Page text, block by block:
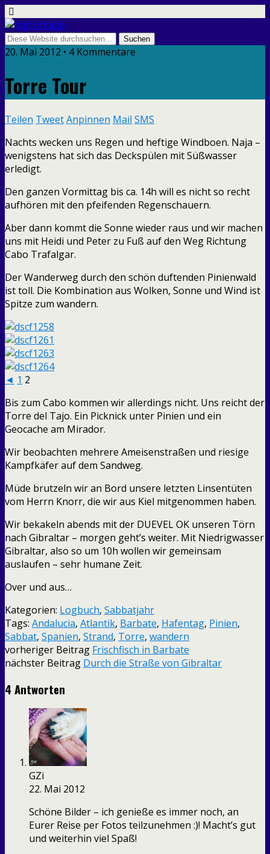
20. Mai 2012 • 4 Kommentare
Torre Tour
Teilen TweetAnpinnen Mail SMS
Nachts wecken uns Regen und heftige Windboen. Naja –
wenigstens hat sich das Deckspülen mit Süßwasser
erledigt.
Den ganzen Vormittag bis ca. 14h will es nicht so recht
aufhören mit den pfeifenden Regenschauern.
Aber dann kommt die Sonne wieder raus und wir machen
uns mit Heidi und Peter zu Fuß auf den Weg Richtung
Cabo Trafalgar.
Der Wanderweg durch den schön duftenden Pinienwald
ist toll. Die Kombination aus Wolken, Sonne und Wind ist
Spitze zum wandern.
◄ 1 2
Bis zum Cabo kommen wir allerdings nicht. Uns reicht der
Torre del Tajo. Ein Picknick unter Pinien und ein
Geocache am Mirador.
Wir beobachten mehrere Ameisenstraßen und riesige
Kampfkäfer auf dem Sandweg.
Müde brutzeln wir an Bord unsere letzten Linsentüten
vom Herrn Knorr, die wir aus Kiel mitgenommen haben.
Wir bekakeln abends mit der DUEVEL OK unseren Törn
nach Gibraltar – morgen geht’s weiter. Mit Niedrigwasser
Gibraltar, also so um 10h wollen wir gemeinsam
auslaufen – sehr humane Zeit.
Over und aus…
Kategorien: Logbuch, Sabbatjahr
Tags: Andalucia, Atlantik, Barbate, Hafentag, Pinien,
Sabbat, Spanien, Strand, Torre, wandern
vorheriger Beitrag Frischfisch in Barbate
nächster Beitrag Durch die Straße von Gibraltar
4 Antworten
GZi
22. Mai 2012
Schöne Bilder – ich genieße es immer noch, an
Eurer Reise per Fotos teilzunehmen :)! Macht’s gut
und weiterhin viel Spaß!